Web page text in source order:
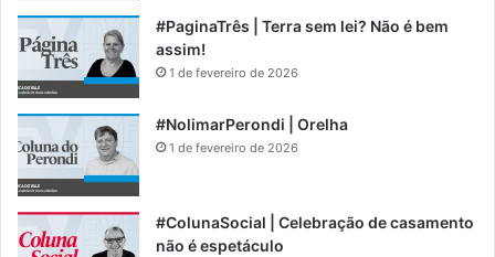
#PaginaTrês | Terra sem lei? Não é bem
assim!
1 de fevereiro de 2026
#NolimarPerondi | Orelha
1 de fevereiro de 2026
#ColunaSocial | Celebração de casamento
não é espetáculo